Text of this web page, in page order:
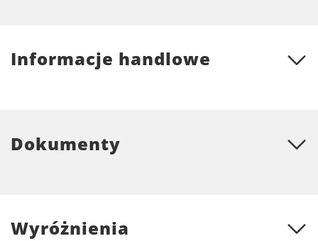
Informacje handlowe
Dokumenty
Wyróżnienia